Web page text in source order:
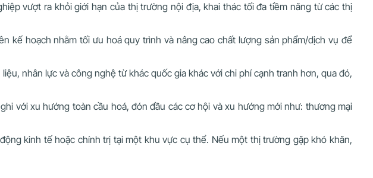
vượt ra khỏi giới hạn của thị trường nội địa, khai thác tối đa tiềm năng từ các thị
kế hoạch nhằm tối ưu hoá quy trình và nâng cao chất lượng sản phẩm/dịch vụ để
nhân lực và công nghệ từ khác quốc gia khác với chi phí cạnh tranh hơn, qua đó,
với xu hướng toàn cầu hoá, đón đầu các cơ hội và xu hướng mới như: thương mại
kinh tế hoặc chính trị tại một khu vực cụ thể. Nếu một thị trường gặp khó khăn,